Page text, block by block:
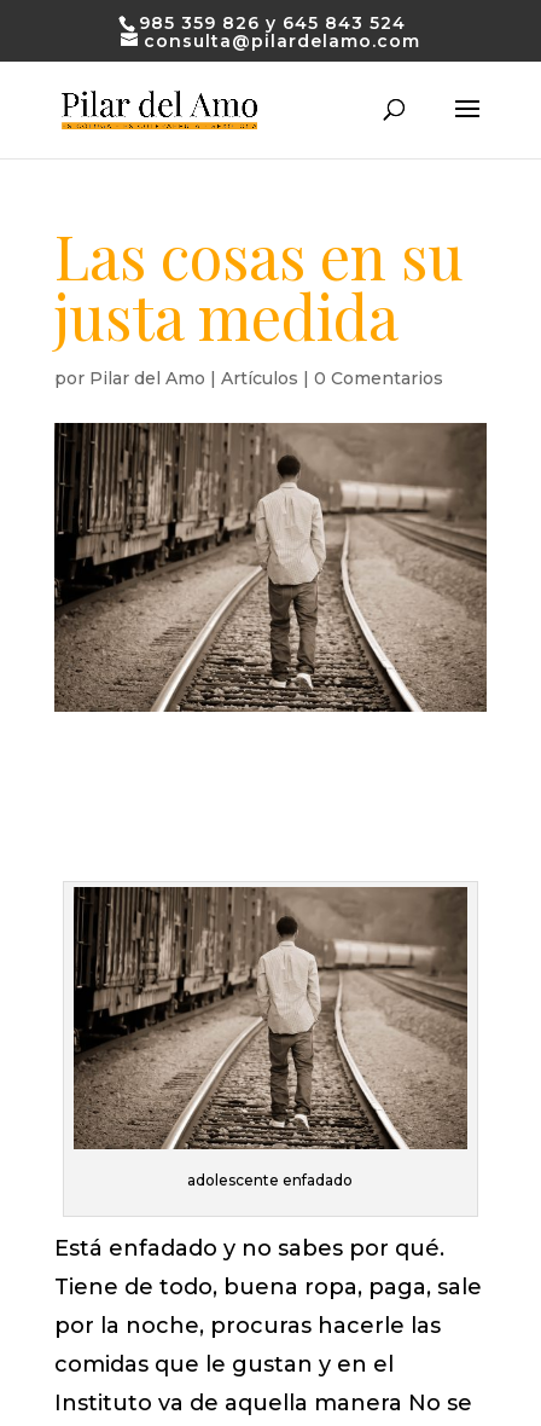
985 359 826 y 645 843 524
consulta@pilardelamo.com
Las cosas en su
justa medida
por Pilar del Amo | Artículos | 0 Comentarios
adolescente enfadado
Está enfadado y no sabes por qué.
Tiene de todo, buena ropa, paga, sale
por la noche, procuras hacerle las
comidas que le gustan y en el
Instituto va de aquella manera No se